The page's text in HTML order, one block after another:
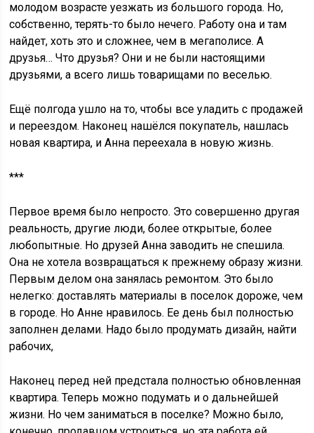
молодом возрасте уезжать из большого города. Но,
собственно, терять-то было нечего. Работу она и там
найдет, хоть это и сложнее, чем в мегаполисе. А
друзья… Что друзья? Они и не были настоящими
друзьями, а всего лишь товарищами по веселью.
Ещё полгода ушло на то, чтобы все уладить с продажей
и переездом. Наконец нашёлся покупатель, нашлась
новая квартира, и Анна переехала в новую жизнь.
***
Первое время было непросто. Это совершенно другая
реальность, другие люди, более открытые, более
любопытные. Но друзей Анна заводить не спешила.
Она не хотела возвращаться к прежнему образу жизни.
Первым делом она занялась ремонтом. Это было
нелегко: доставлять материалы в поселок дороже, чем
в городе. Но Анне нравилось. Ее день был полностью
заполнен делами. Надо было продумать дизайн, найти
рабочих,
Наконец перед ней предстала полностью обновленная
квартира. Теперь можно подумать и о дальнейшей
жизни. Но чем заниматься в поселке? Можно было,